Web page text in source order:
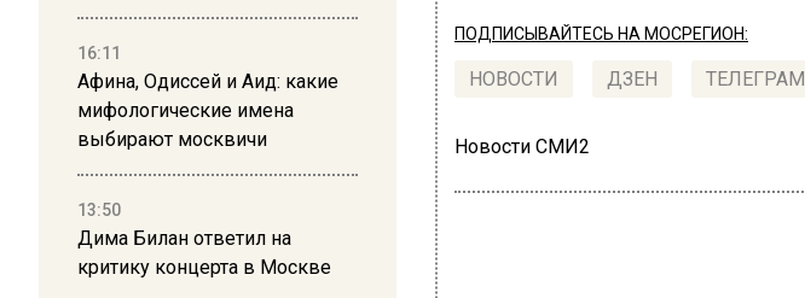
16:11
Афина, Одиссей и Аид: какие
мифологические имена
выбирают москвичи
13:50
Дима Билан ответил на
критику концерта в Москве
ПОДПИСЫВАЙТЕСЬ НА МОСРЕГИОН:
НОВОСТИ ДЗЕН ТЕЛЕГРАМ
Новости СМИ2